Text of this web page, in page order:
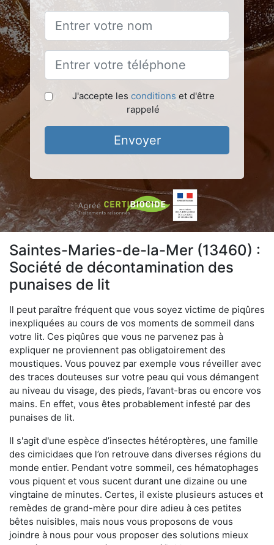
J'accepte les conditions et d'être
rappelé
Envoyer
Saintes-Maries-de-la-Mer (13460) :
Société de décontamination des
punaises de lit
Il peut paraître fréquent que vous soyez victime de piqûres
inexpliquées au cours de vos moments de sommeil dans
votre lit. Ces piqûres que vous ne parvenez pas à
expliquer ne proviennent pas obligatoirement des
moustiques. Vous pouvez par exemple vous réveiller avec
des traces douteuses sur votre peau qui vous démangent
au niveau du visage, des pieds, l’avant-bras ou encore vos
mains. En effet, vous êtes probablement infesté par des
punaises de lit.
Il s'agit d'une espèce d’insectes hétéroptères, une famille
des cimicidaes que l’on retrouve dans diverses régions du
monde entier. Pendant votre sommeil, ces hématophages
vous piquent et vous sucent durant une dizaine ou une
vingtaine de minutes. Certes, il existe plusieurs astuces et
remèdes de grand-mère pour dire adieu à ces petites
bêtes nuisibles, mais nous vous proposons de vous
joindre à nous pour vous proposer des solutions mieux